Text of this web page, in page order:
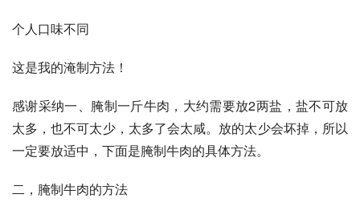
个人口味不同
这是我的淹制方法！
感谢采纳一、腌制一斤牛肉，大约需要放2两盐，盐不可放
太多，也不可太少，太多了会太咸。放的太少会坏掉，所以
一定要放适中，下面是腌制牛肉的具体方法。
二，腌制牛肉的方法